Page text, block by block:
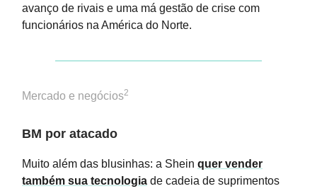
avanço de rivais e uma má gestão de crise com
funcionários na América do Norte.
Mercado e negócios2
BM por atacado
Muito além das blusinhas: a Shein quer vender
também sua tecnologia de cadeia de suprimentos